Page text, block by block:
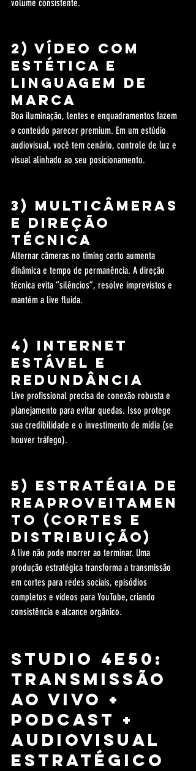
volume consistente.
2) Vídeo com
estética e
linguagem de
marca
Boa iluminação, lentes e enquadramentos fazem
o conteúdo parecer premium. Em um estúdio
audiovisual, você tem cenário, controle de luz e
visual alinhado ao seu posicionamento.
3) Multicâmeras
e direção
técnica
Alternar câmeras no timing certo aumenta
dinâmica e tempo de permanência. A direção
técnica evita “silêncios”, resolve imprevistos e
mantém a live fluida.
4) Internet
estável e
redundância
Live profissional precisa de conexão robusta e
planejamento para evitar quedas. Isso protege
sua credibilidade e o investimento de mídia (se
houver tráfego).
5) Estratégia de
reaproveitamen
to (cortes e
distribuição)
A live não pode morrer ao terminar. Uma
produção estratégica transforma a transmissão
em cortes para redes sociais, episódios
completos e vídeos para YouTube, criando
consistência e alcance orgânico.
Studio 4e50:
transmissão
ao vivo +
podcast +
audiovisual
estratégico